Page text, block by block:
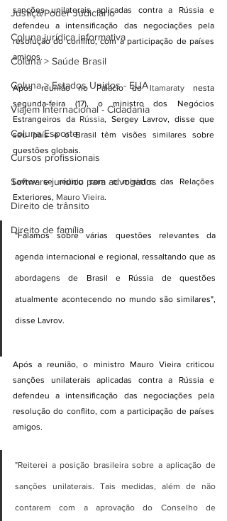
Justiça/Poder Judiciário
Coluna jurídica informativa
Coluna > Saúde Brasil
Coluna > Estados Unidos - EUA
Viajem Internacional - Cidadania
Coluna Esporte
Cursos profissionais
Software jurídico para advogados
Direito de trânsito
Direito de família
sanções unilaterais aplicadas contra a Rússia e
defendeu a intensificação das negociações pela
resolução do conflito, com a participação de países
amigos.
Após reunião no Palácio do Itamaraty nesta
segunda-feira (17), o ministro dos Negócios
Estrangeiros da Rússia, Sergey Lavrov, disse que
seu país e o Brasil têm visões similares sobre
questões globais.
Lavrov se reuniu com o ministro das Relações
Exteriores, Mauro Vieira.
"Falamos sobre várias questões relevantes da
agenda internacional e regional, ressaltando que as
abordagens de Brasil e Rússia de questões
atualmente acontecendo no mundo são similares",
disse Lavrov.
Após a reunião, o ministro Mauro Vieira criticou
sanções unilaterais aplicadas contra a Rússia e
defendeu a intensificação das negociações pela
resolução do conflito, com a participação de países
amigos.
"Reiterei a posição brasileira sobre a aplicação de
sanções unilaterais. Tais medidas, além de não
contarem com a aprovação do Conselho de